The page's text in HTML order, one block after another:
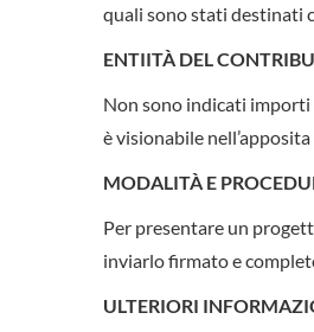
quali sono stati destinati
ENTIITÀ DEL
Non sono indicati importi
è visionabile
MODALITÀ E
Per presentare un
inviarlo firmato e
ULTERIORI